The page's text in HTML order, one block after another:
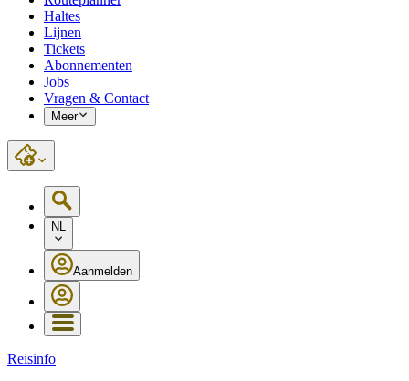
Haltes
Lijnen
Tickets
Abonnementen
Jobs
Vragen & Contact
Meer
NL
Aanmelden
Reisinfo